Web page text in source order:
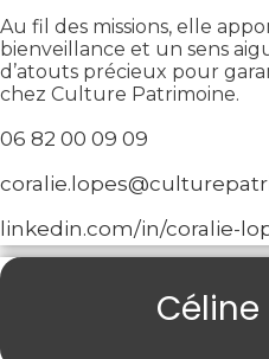
Au fil des missions, elle
bienveillance et un sens
d’atouts précieux pour
chez Culture Patrimoine.
06 82 00 09 09
linkedin.com/in/coralie-
Céline